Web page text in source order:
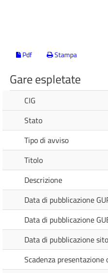
Pdf Stampa
Gare espletate
CIG
Stato
Tipo di avviso
Titolo
Descrizione
Data di pubblicazione
Data di pubblicazione
Data di pubblicazione sito
Scadenza presentazione